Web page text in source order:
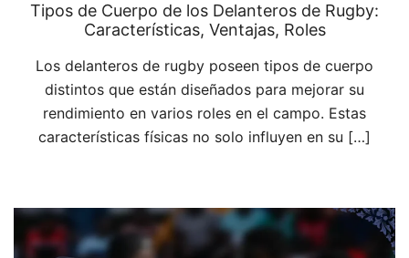
Tipos de Cuerpo de los Delanteros de Rugby:
Características, Ventajas, Roles
Los delanteros de rugby poseen tipos de cuerpo
distintos que están diseñados para mejorar su
rendimiento en varios roles en el campo. Estas
características físicas no solo influyen en su […]